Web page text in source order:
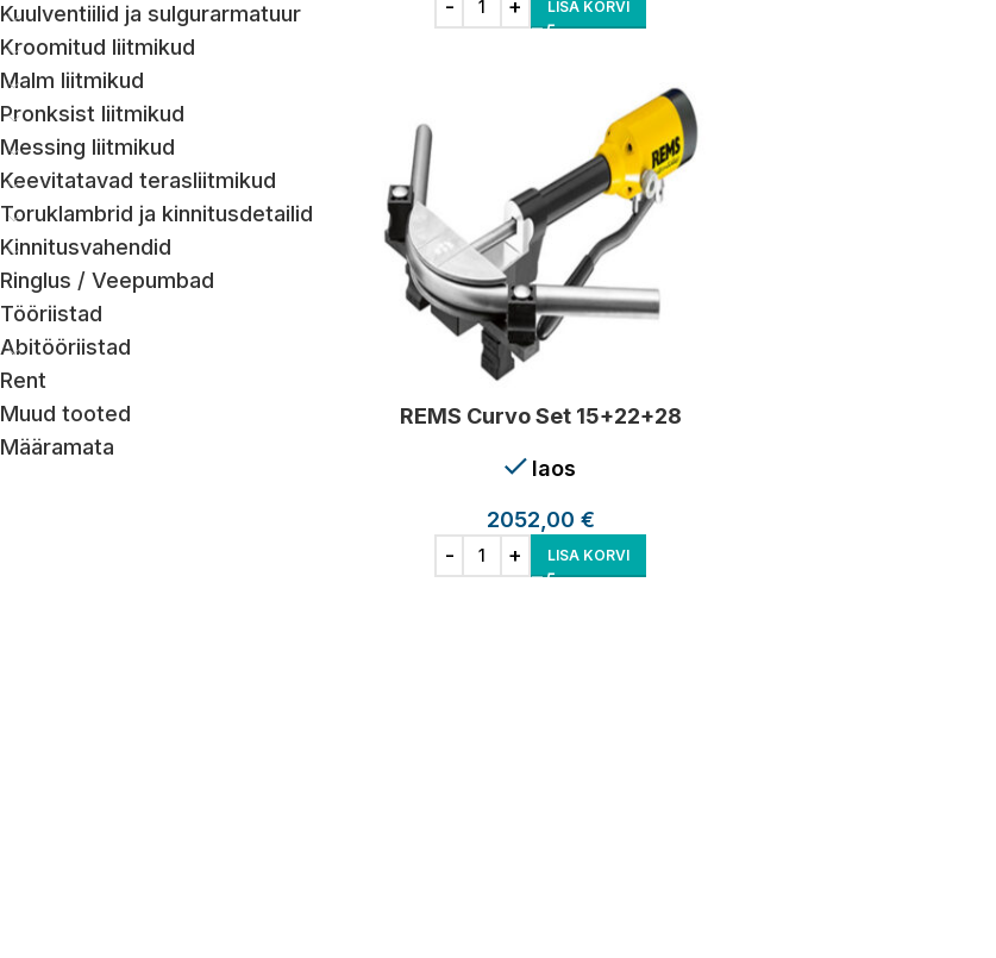
Kuulventiilid ja sulgurarmatuur
Kroomitud liitmikud
Malm liitmikud
Pronksist liitmikud
Messing liitmikud
Keevitatavad terasliitmikud
Toruklambrid ja kinnitusdetailid
Kinnitusvahendid
Ringlus / Veepumbad
Tööriistad
Abitööriistad
Rent
Muud tooted
Määramata
LISA KORVI
REMS Curvo Set 15+22+28
laos
2052,00 €
LISA KORVI